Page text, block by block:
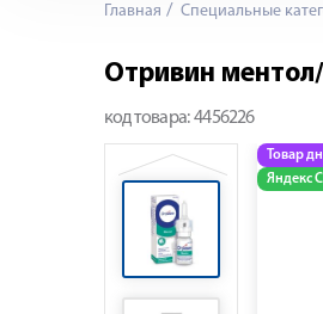
Главная Специальные
Отривин
код товара: 4456226
Товар
Яндекс